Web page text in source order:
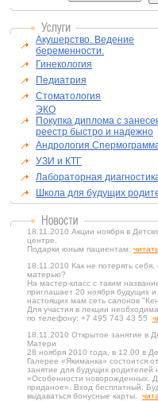
Акушерство. Ведение
беременности.
Гинекология
Педиатрия
Стоматология
ЭКО
Покупка диплома с
реестр быстро и надежно
УЗИ и КТГ
Лабораторная
Школа для будущих
18.11.2010 Акции ноября в
центре.
Подарки юным пациентам. читать
18.11.2010 Как не потерять себя,
матерью?
На мастер-класс с таким
приглашает 20 ноября будущих и
настоящих мам сеть салонов
Для участия в лекции
по телефону: +7 495 743 43 55
18.11.2010 Открытое занятие в
Матери
28 ноября 2010 года, в 12.00 в
Галерее «Якиманка» состоится
занятие для будущих родителей
«Особенности новорожденных.
приданое». Вход бесплатный.
выдаваться бонусные карты.